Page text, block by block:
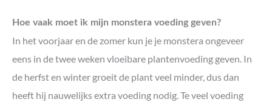
Hoe vaak moet ik mijn monstera voeding geven?
In het voorjaar en de zomer kun je je monstera ongeveer
eens in de twee weken vloeibare plantenvoeding geven. In
de herfst en winter groeit de plant veel minder, dus dan
heeft hij nauwelijks extra voeding nodig. Te veel voeding